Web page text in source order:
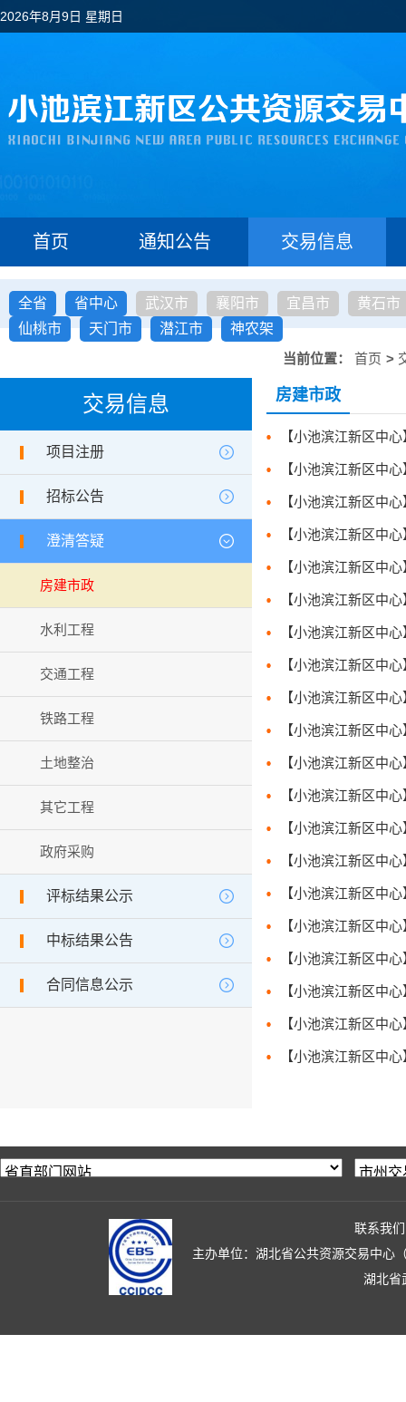
2026年8月9日 星期日
首页 通知公告 交易信息
全省 省中心 武汉市 襄阳市 宜昌市
黄石市
仙桃市
天门市 潜江市
神农架
当前位置： 首页 >
交易信息
项目注册
招标公告
澄清答疑
房建市政
水利工程
交通工程
铁路工程
土地整治
其它工程
政府采购
评标结果公示
中标结果公告
合同信息公示
房建市政
联系我们
主办单位：湖北省公共资源交易中心
湖北省